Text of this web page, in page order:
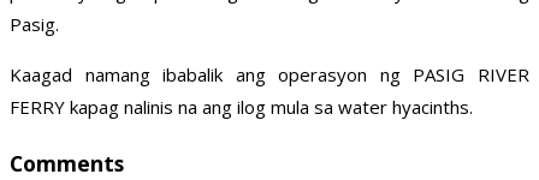
Pasig.
Kaagad namang ibabalik ang operasyon ng PASIG RIVER
FERRY kapag nalinis na ang ilog mula sa water hyacinths.
Comments